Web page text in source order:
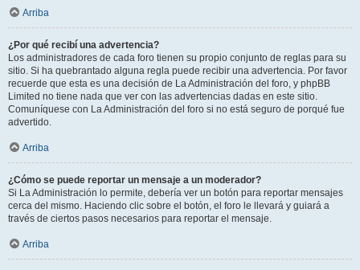
Arriba
¿Por qué recibí una advertencia?
Los administradores de cada foro tienen su propio conjunto de reglas para su
sitio. Si ha quebrantado alguna regla puede recibir una advertencia. Por favor
recuerde que esta es una decisión de La Administración del foro, y phpBB
Limited no tiene nada que ver con las advertencias dadas en este sitio.
Comuníquese con La Administración del foro si no está seguro de porqué fue
advertido.
Arriba
¿Cómo se puede reportar un mensaje a un moderador?
Si La Administración lo permite, debería ver un botón para reportar mensajes
cerca del mismo. Haciendo clic sobre el botón, el foro le llevará y guiará a
través de ciertos pasos necesarios para reportar el mensaje.
Arriba